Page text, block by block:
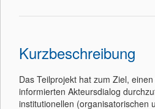
Kurzbeschreibung
Das Teilprojekt hat zum Ziel,
informierten Akteursdialog
institutionellen (organisatorischen